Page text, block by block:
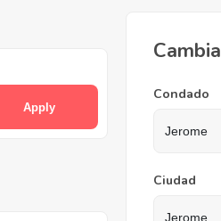
Apply
Condado
Ciudad